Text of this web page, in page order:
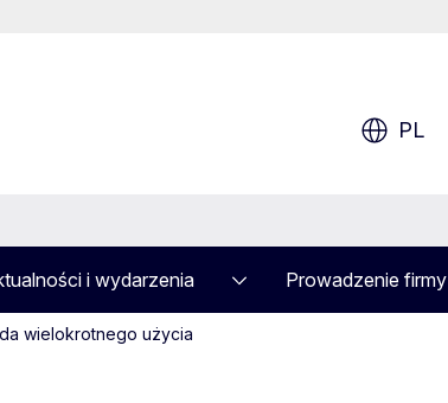
PL
i wydarzenia Prowadzenie firmy
wielokrotnego użycia